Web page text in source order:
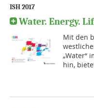
ISH 2017
Water. Energy.
Mit den
„Water“
hin,